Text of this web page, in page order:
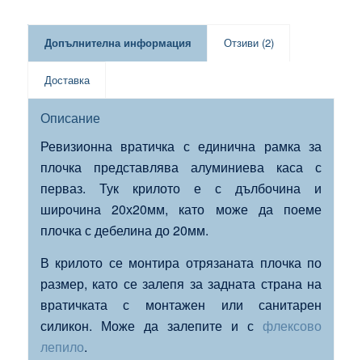
Допълнителна информация Отзиви (2)
Доставка
Описание
Ревизионна вратичка с единична рамка за
плочка представлява алуминиева каса с
перваз. Тук крилото е с дълбочина и
широчина 20х20мм, като може да поеме
плочка с дебелина до 20мм.
В крилото се монтира отрязаната плочка по
размер, като се залепя за задната страна на
вратичката с монтажен или санитарен
силикон. Може да залепите и сфлексово
лепило.